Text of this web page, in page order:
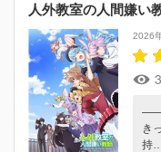
人外教室の人間嫌い
2026
――
き
持…